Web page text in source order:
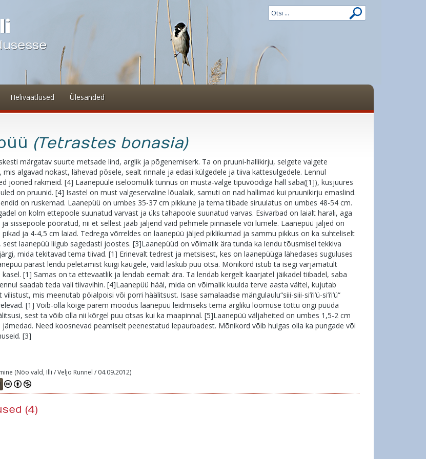
Helivaatlused Ülesanded
(Tetrastes bonasia)
märgatav suurte metsade lind, arglik ja põgenemiserk. Ta on pruuni-hallikirju, selgete valgete
mis algavad nokast, lähevad põsele, sealt rinnale ja edasi külgedele ja tiiva kattesulgedele. Lennul
jooned rakmeid. [4] Laanepüüle iseloomulik tunnus on musta-valge tipuvöödiga hall saba([1]), kusjuures
on pruunid. [4] Isastel on must valgeservaline lõualaik, samuti on nad hallimad kui pruunikirju emaslind.
on ruskemad. Laanepüü on umbes 35-37 cm pikkune ja tema tiibade siruulatus on umbes 48-54 cm.
on kolm ettepoole suunatud varvast ja üks tahapoole suunatud varvas. Esivarbad on laialt harali, aga
sissepoole pööratud, nii et sellest jääb jäljend vaid pehmele pinnasele või lumele. Laanepüü jäljed on
ja 4-4,5 cm laiad. Tedrega võrreldes on laanepüü jäljed piklikumad ja sammu pikkus on ka suhteliselt
sest laanepüü liigub sagedasti joostes. [3]Laanepüüd on võimalik ära tunda ka lendu tõusmisel tekkiva
mida tekitavad tema tiivad. [1] Erinevalt tedrest ja metsisest, kes on laanepüüga lähedases suguluses
pärast lendu peletamist kuigi kaugele, vaid laskub puu otsa. Mõnikord istub ta isegi varjamatult
kasel. [1] Samas on ta ettevaatlik ja lendab eemalt ära. Ta lendab kergelt kaarjatel jäikadel tiibadel, saba
saadab teda vali tiivavihin. [4]Laanepüü hääl, mida on võimalik kuulda terve aasta vältel, kujutab
mis meenutab pöialpoisi või porri häälitsust. Isase samalaadse mängulaulu“siii-siii-si’i’i’ü-si’i’i’ü“
[1] Võib-olla kõige parem moodus laanepüü leidmiseks tema argliku loomuse tõttu ongi püüda
sest ta võib olla nii kõrgel puu otsas kui ka maapinnal. [5]Laanepüü väljaheited on umbes 1,5-2 cm
Need koosnevad peamiselt peenestatud lepaurbadest. Mõnikord võib hulgas olla ka pungade või
[3]
(Nõo vald, Illi / Veljo Runnel / 04.09.2012)
(4)